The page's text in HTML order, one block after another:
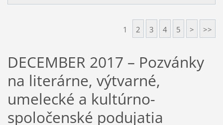
1 2 3 4 5 > >>
DECEMBER 2017 – Pozvánky
na literárne, výtvarné,
umelecké a kultúrno-
spoločenské podujatia